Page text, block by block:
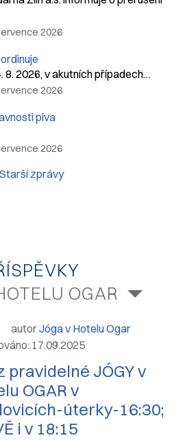
2026
8. 2026, v akutních případech…
2026
piva
2026
Starší zprávy
OGAR
autorJóga v Hotelu Ogar
17.09.2025
pravidelné JÓGY v
OGAR v
úterky-16:30;
i v 18:15